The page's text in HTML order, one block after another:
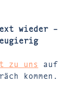
wieder –
zu uns auf
kommen.